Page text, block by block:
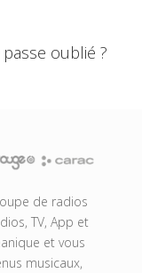
oublié ?
de radios
TV, App et
et vous
musicaux,